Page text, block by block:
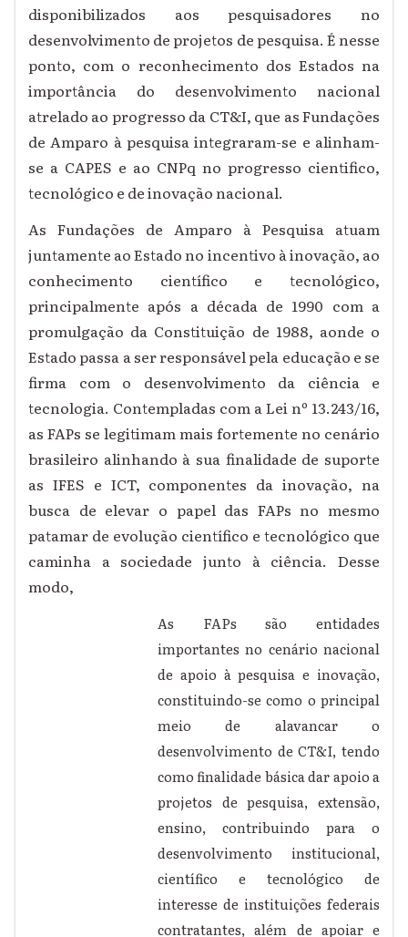
disponibilizados aos pesquisadores no
desenvolvimento de projetos de pesquisa. É nesse
ponto, com o reconhecimento dos Estados na
importância do desenvolvimento nacional
atrelado ao progresso da CT&I, que as Fundações
de Amparo à pesquisa integraram-se e alinham-
se a CAPES e ao CNPq no progresso cientifico,
tecnológico e de inovação nacional.
As Fundações de Amparo à Pesquisa atuam
juntamente ao Estado no incentivo à inovação, ao
conhecimento científico e tecnológico,
principalmente após a década de 1990 com a
promulgação da Constituição de 1988, aonde o
Estado passa a ser responsável pela educação e se
firma com o desenvolvimento da ciência e
tecnologia. Contempladas com a Lei nº 13.243/16,
as FAPs se legitimam mais fortemente no cenário
brasileiro alinhando à sua finalidade de suporte
as IFES e ICT, componentes da inovação, na
busca de elevar o papel das FAPs no mesmo
patamar de evolução científico e tecnológico que
caminha a sociedade junto à ciência. Desse
modo,
As FAPs são entidades
importantes no cenário nacional
de apoio à pesquisa e inovação,
constituindo-se como o principal
meio de alavancar o
desenvolvimento de CT&I, tendo
como finalidade básica dar apoio a
projetos de pesquisa, extensão,
ensino, contribuindo para o
desenvolvimento institucional,
científico e tecnológico de
interesse de instituições federais
contratantes, além de apoiar e